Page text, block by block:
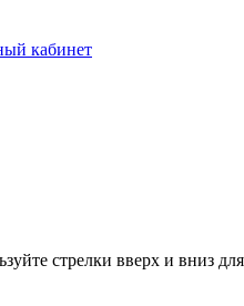
кабинет
стрелки вверх и вниз